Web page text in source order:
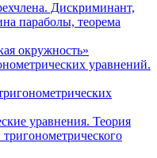
Дискриминант,
параболы, теорема
окружность»
уравнений.
уравнения. Теория